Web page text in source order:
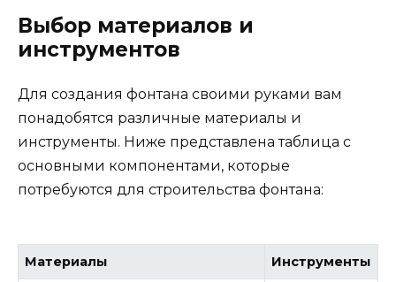
Выбор материалов и
инструментов
Для создания фонтана своими руками вам
понадобятся различные материалы и
инструменты. Ниже представлена таблица с
основными компонентами, которые
потребуются для строительства фонтана:
Материалы Инструменты